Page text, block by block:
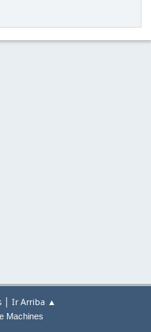
| Ir Arriba ▲
Machines